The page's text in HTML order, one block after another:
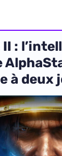
:
à deux